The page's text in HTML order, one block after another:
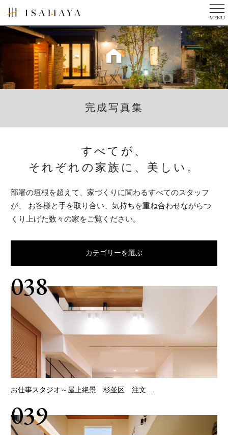
MENU
美しい家とは
完成写真集
３つのチカラ
現場ニュース
ニュース
会社案内
リフォーム
建築家の方へ
お問い合せ
電話でお問い合わせ
完成写真集
すべてが、
それぞれの家族に、美しい。
部署の垣根を超えて、家づくりに関わるすべてのスタッフ
が、 お客様と手を取り合い、気持ちを重ね合わせながらつ
くり上げた数々の家をご覧ください。
カテゴリーを選ぶ
038
お仕事スタジオ～屋上絶景 杉並区 注文…
039